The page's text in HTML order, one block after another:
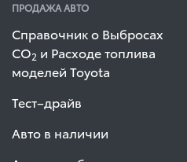
ПРОДАЖА АВТО
Справочник о Выбросах
СО2 и Расходе топлива
моделей Toyota
Тест–драйв
Авто в наличии